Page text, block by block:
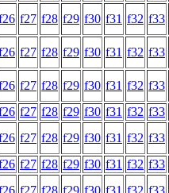
f27 f28 f29 f30 f31 f32 f33
f27 f28 f29 f30 f31 f32 f33
f27 f28 f29 f30 f31 f32 f33
f27 f28 f29 f30 f31 f32 f33
f27 f28 f29 f30 f31 f32 f33
f27 f28 f29 f30 f31 f32 f33